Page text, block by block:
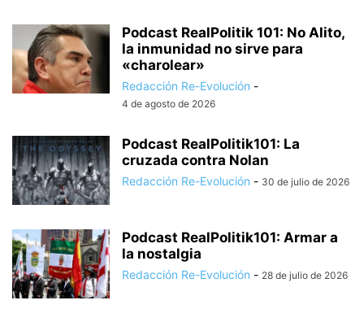
Podcast RealPolitik 101: No Alito,
la inmunidad no sirve para
«charolear»
Redacción Re-Evolución -
4 de agosto de 2026
Podcast RealPolitik101: La
cruzada contra Nolan
Redacción Re-Evolución - 30 de julio de 2026
Podcast RealPolitik101: Armar a
la nostalgia
Redacción Re-Evolución - 28 de julio de 2026